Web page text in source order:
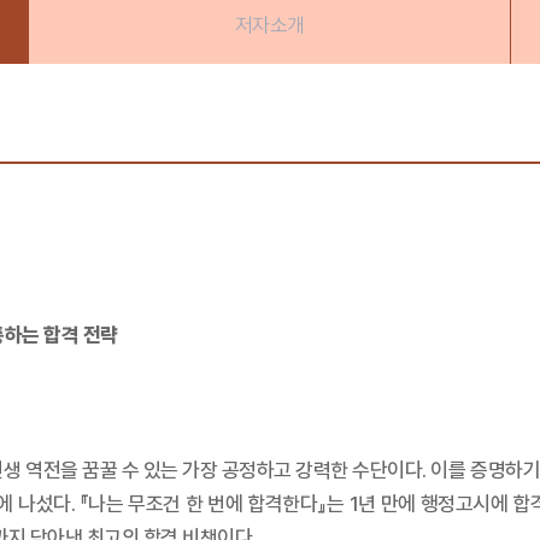
저자소개
는 합격 전략
역전을 꿈꿀 수 있는 가장 공정하고 강력한 수단이다. 이를 증명하
섰다. 『나는 무조건 한 번에 합격한다』는 1년 만에 행정고시에